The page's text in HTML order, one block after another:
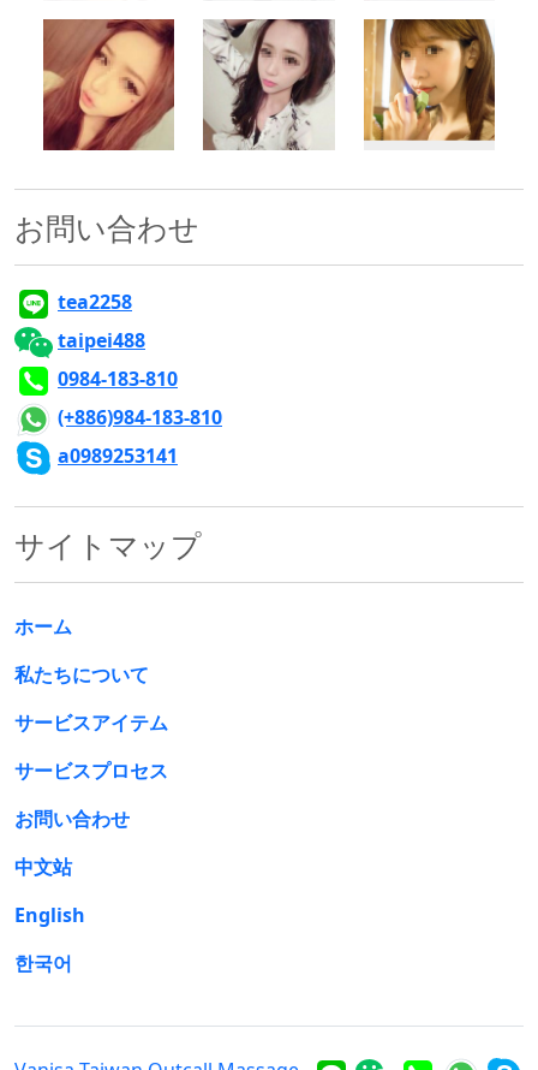
500x500 500x500 500x500
お問い合わせ
tea2258
taipei488
0984-183-810
(+886)984-183-810
a0989253141
サイトマップ
ホーム
私たちについて
サービスアイテム
サービスプロセス
お問い合わせ
中文站
English
한국어